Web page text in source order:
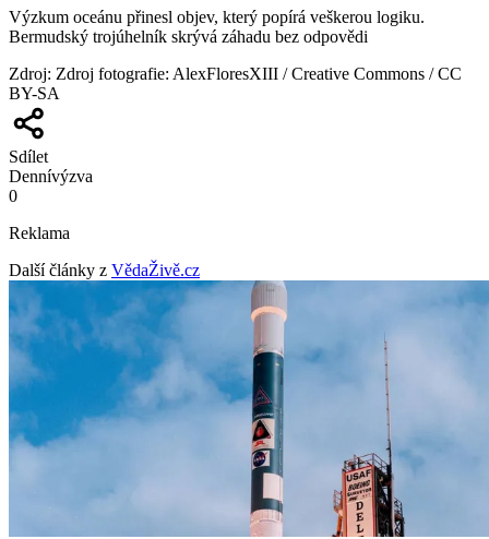
Výzkum oceánu přinesl objev, který popírá veškerou logiku.
Bermudský trojúhelník skrývá záhadu bez odpovědi
Zdroj: Zdroj fotografie: AlexFloresXIII / Creative Commons / CC
BY-SA
Sdílet
Dennívýzva
0
Reklama
Další články z VědaŽivě.cz